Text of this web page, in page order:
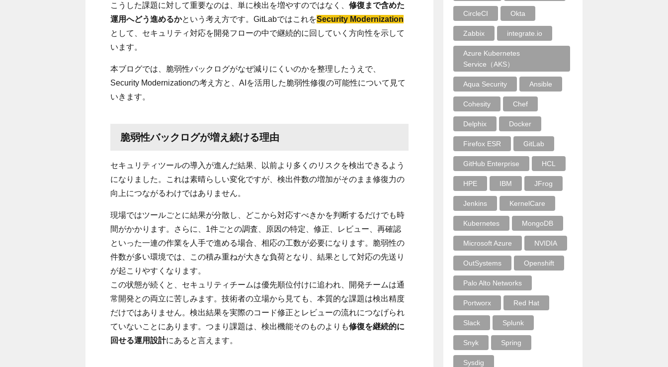
こうした課題に対して重要なのは、単に検出を増やすのではなく、 修復まで含めた
運用へどう進めるかという考え方です。GitLabではこれをSecurity Modernization
として、セキュリティ対応を開発フローの中で継続的に回していく方向性を示して
います。
本ブログでは、脆弱性バックログがなぜ減りにくいのかを整理したうえで、
Security Modernizationの考え方と、AIを活用した脆弱性修復の可能性について見て
いきます。
脆弱性バックログが増え続ける理由
セキュリティツールの導入が進んだ結果、以前より多くのリスクを検出できるよう
になりました。これは素晴らしい変化ですが、検出件数の増加がそのまま修復力の
向上につながるわけではありません。
現場ではツールごとに結果が分散し、どこから対応すべきかを判断するだけでも時
間がかかります。さらに、1件ごとの調査、原因の特定、修正、レビュー、再確認
といった一連の作業を人手で進める場合、相応の工数が必要になります。脆弱性の
件数が多い環境では、この積み重ねが大きな負荷となり、結果として対応の先送り
が起こりやすくなります。
この状態が続くと、セキュリティチームは優先順位付けに追われ、開発チームは通
常開発との両立に苦しみます。技術者の立場から見ても、本質的な課題は検出精度
だけではありません。検出結果を実際のコード修正とレビューの流れにつなげられ
ていないことにあります。つまり課題は、検出機能そのものよりも修復を継続的に
回せる運用設計にあると言えます。
CircleCI Okta
Zabbix integrate.io
Azure Kubernetes
Service（AKS）
Aqua Security Ansible
Cohesity Chef
Delphix Docker
Firefox ESR GitLab
GitHub Enterprise HCL
HPE IBM JFrog
Jenkins KernelCare
Kubernetes MongoDB
Microsoft Azure NVIDIA
OutSystems Openshift
Palo Alto Networks
Portworx Red Hat
Slack Splunk
Snyk Spring
Sysdig